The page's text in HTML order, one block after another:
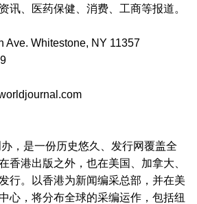
讯、医药保健、消费、工商等报道。
Ave. Whitestone, NY 11357
，是一份历史悠久、发行网覆盖全
香港出版之外，也在美国、加拿大、
行。以香港为新闻编采总部，并在美
心，将分布全球的采编运作，包括纽